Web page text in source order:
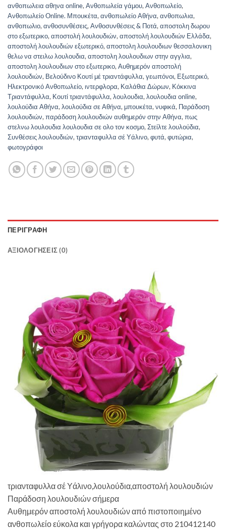
ανθοπωλεια αθηνα online, Ανθοπωλεία γάμου, Ανθοπωλείο,
Ανθοπωλείο Online. Μπουκέτα, ανθοπωλείο Αθήνα, ανθοπωλια,
ανθοπωλιο, ανθοσυνθέσεις, Ανθοσυνθέσεις & Ποτά, αποστολη δωρου
στο εξωτερικο, αποστολή λουλουδιών, αποστολή λουλουδιών Ελλάδα,
αποστολή λουλουδιών εξωτερικό, αποστολη λουλουδιων θεσσαλονικη
θελω να στειλω λουλουδια, αποστολη λουλουδιων στην αγγλια,
αποστολη λουλουδιων στο εξωτερικο, Αυθημερόν αποστολή
λουλουδιών, Βελούδινο Κουτί μέ τριαντάφυλλα, γεωπόνοι, Εξωτερικό,
Ηλεκτρονικό Ανθοπωλείο, ιντερφλορα, Καλάθια Δώρων, Κόκκινα
Τριαντάφυλλα, Κουτί τριαντάφυλλα, λουλουδια, λουλουδια online,
λουλούδια Αθήνα, λουλούδια σε Αθήνα, μπουκέτα, νυφικά, Παράδοση
λουλουδιών, παράδοση λουλουδιών αυθημερόν στην Αθήνα, πως
στελνω λουλουδια λουλουδια σε ολο τον κοσμο, Στείλτε λουλούδια,
Συνθέσεις λουλουδιών, τριανταφυλλα σέ Υάλινο, φυτά, φυτώρια,
φωτογράφοι
ΠΕΡΙΓΡΑΦΉ
ΑΞΙΟΛΟΓΉΣΕΙΣ (0)
τριανταφυλλα σέ Υάλινο,λουλούδια,αποστολή λουλουδιών
Παράδοση λουλουδιών σήμερα
Αυθημερόν αποστολή λουλουδιών από πιστοποιημένο
ανθοπωλείο εύκολα και γρήγορα καλώντας στο 210412140